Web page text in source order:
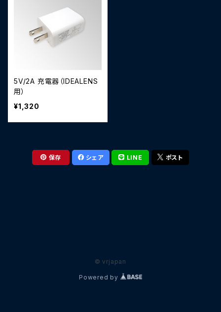
5V/2A 充電器（IDEALENS
用）
¥1,320
保存 シェア LINE ポスト
© vrjapan
Powered by